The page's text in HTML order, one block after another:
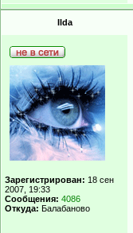
Ilda
Зарегистрирован: 18 сен
2007, 19:33
Сообщения: 4086
Откуда: Балабаново